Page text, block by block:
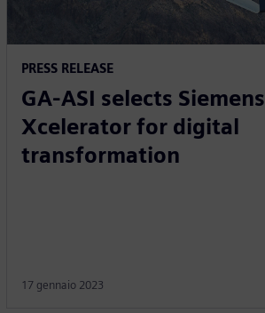
PRESS RELEASE
GA-ASI selects Siemens
Xcelerator for digital
transformation
17 gennaio 2023